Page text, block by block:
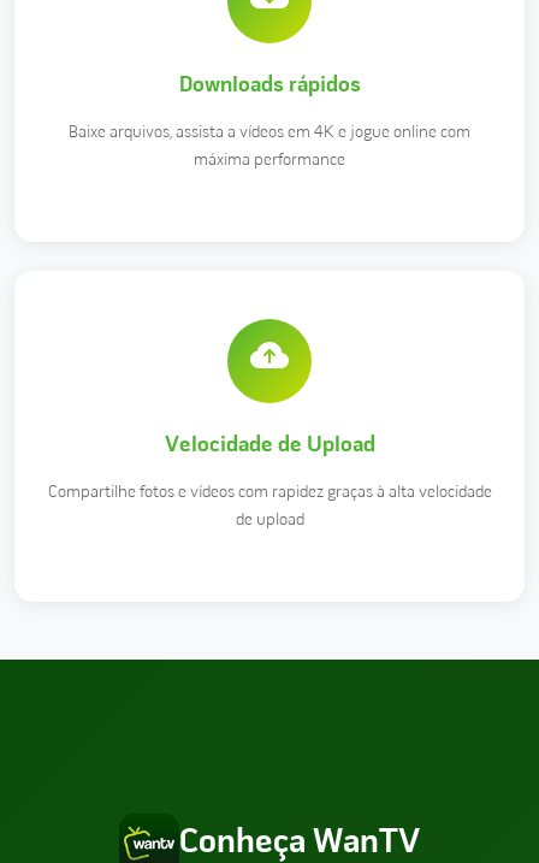
Downloads rápidos
Baixe arquivos, assista a vídeos em 4K e jogue online com
máxima performance
Velocidade de Upload
Compartilhe fotos e vídeos com rapidez graças à alta velocidade
de upload
Conheça WanTV